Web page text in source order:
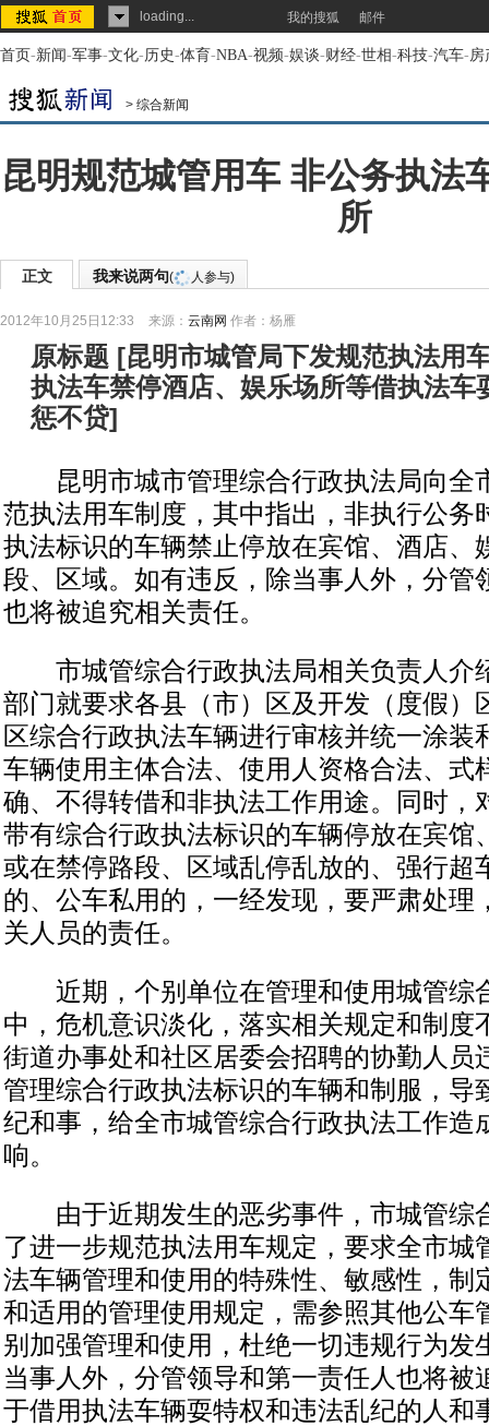
loading... 我的搜狐 邮件
首页-新闻-军事-文化-历史-体育-NBA-视频-娱谈-财经-世相-科技-汽车-房
> 综合新闻
昆明规范城管用车 非公务执法
所
正文 我来说两句( 人参与)
2012年10月25日12:33 来源： 云南网 作者：杨雁
原标题 [昆明市城管局下发规范执法用
执法车禁停酒店、娱乐场所等借执法车
惩不贷]
昆明市城市管理综合行政执法局向全
范执法用车制度，其中指出，非执行公务
执法标识的车辆禁止停放在宾馆、酒店、
段、区域。如有违反，除当事人外，分管
也将被追究相关责任。
市城管综合行政执法局相关负责人介
部门就要求各县（市）区及开发（度假）
区综合行政执法车辆进行审核并统一涂装
车辆使用主体合法、使用人资格合法、式
确、不得转借和非执法工作用途。同时，
带有综合行政执法标识的车辆停放在宾馆
或在禁停路段、区域乱停乱放的、强行超
的、公车私用的，一经发现，要严肃处理
关人员的责任。
近期，个别单位在管理和使用城管综
中，危机意识淡化，落实相关规定和制度
街道办事处和社区居委会招聘的协勤人员
管理综合行政执法标识的车辆和制服，导
纪和事，给全市城管综合行政执法工作造
响。
由于近期发生的恶劣事件，市城管综
了进一步规范执法用车规定，要求全市城
法车辆管理和使用的特殊性、敏感性，制
和适用的管理使用规定，需参照其他公车
别加强管理和使用，杜绝一切违规行为发
当事人外，分管领导和第一责任人也将被
于借用执法车辆耍特权和违法乱纪的人和